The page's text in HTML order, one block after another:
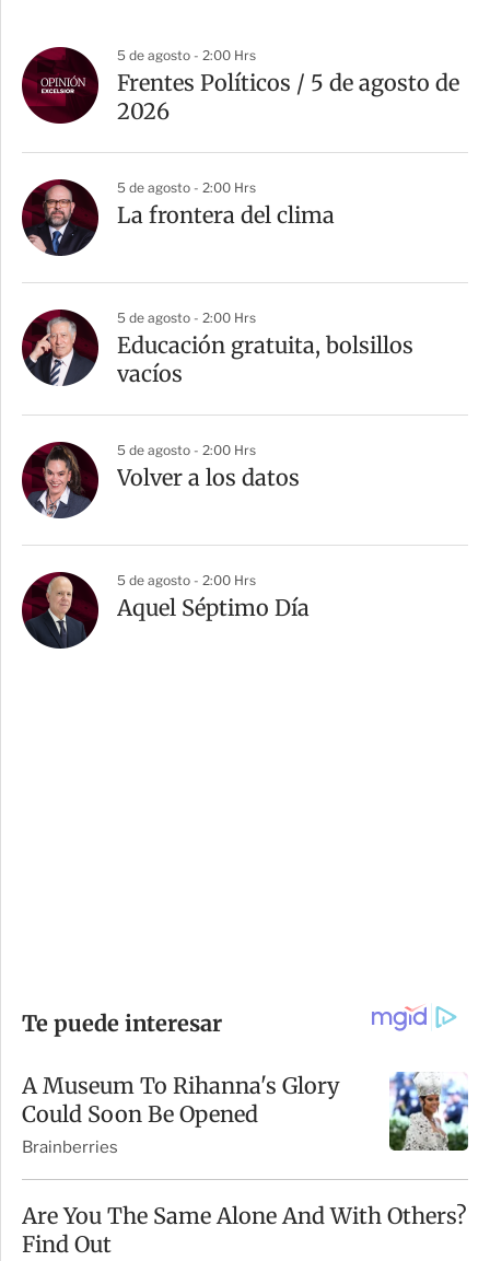
5 de agosto - 2:00 Hrs
Frentes Políticos / 5 de agosto de
2026
5 de agosto - 2:00 Hrs
La frontera del clima
5 de agosto - 2:00 Hrs
Educación gratuita, bolsillos
vacíos
5 de agosto - 2:00 Hrs
Volver a los datos
5 de agosto - 2:00 Hrs
Aquel Séptimo Día